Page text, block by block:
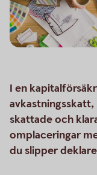
I en
skattade och
omplaceringar
du slipper